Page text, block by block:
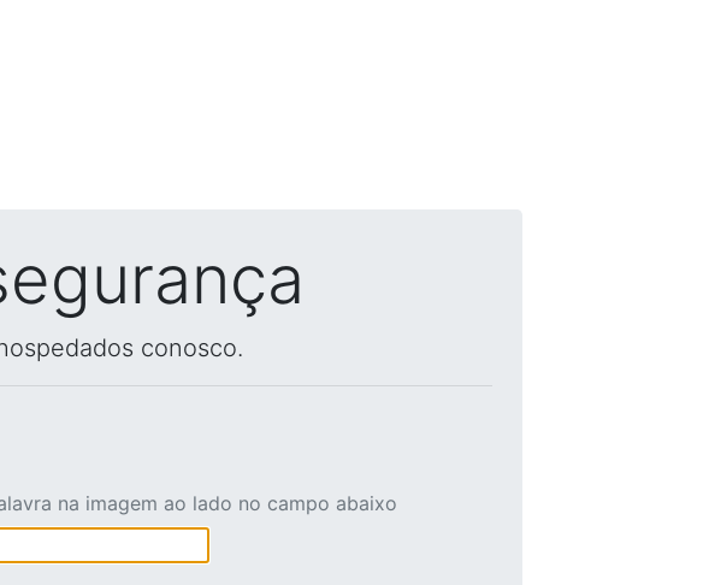
conosco.
na imagem ao lado no campo abaixo